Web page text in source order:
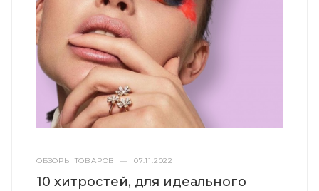
ОБЗОРЫ ТОВАРОВ — 07.11.2022
10 хитростей, для идеального